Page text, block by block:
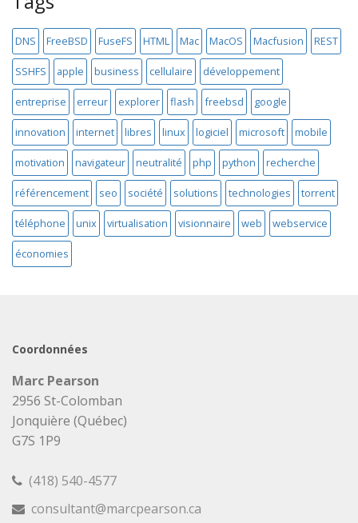
DNS FreeBSD FuseFS HTML Mac MacOS Macfusion REST
SSHFS apple business cellulaire développement
entreprise erreur explorer flash freebsd google
innovation internet libres linux logiciel microsoft mobile
motivation navigateur neutralité php python recherche
référencement seo société solutions technologies torrent
téléphone unix virtualisation visionnaire web webservice
économies
Coordonnées
Marc Pearson
2956 St-Colomban
Jonquière (Québec)
G7S 1P9
(418) 540-4577
consultant@marcpearson.ca